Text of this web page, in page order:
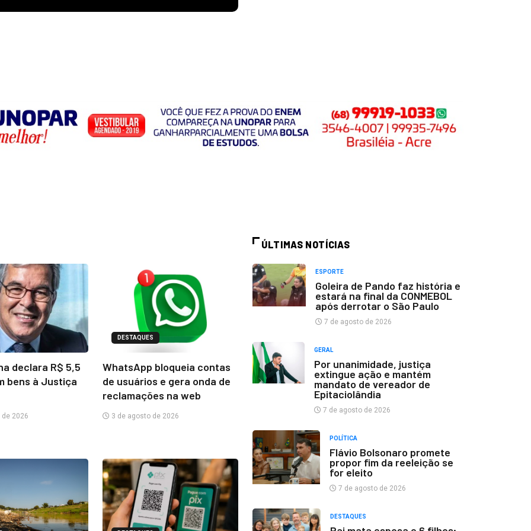
declara R$ 5,5
bens à Justiça
2026
DESTAQUES
WhatsApp bloqueia contas
de usuários e gera onda de
reclamações na web
3 de agosto de 2026
ÚLTIMAS NOTÍCIAS
ESPORTE
Goleira de Pando faz história e
estará na final da CONMEBOL
após derrotar o São Paulo
7 de agosto de 2026
GERAL
Por unanimidade, justiça
extingue ação e mantém
mandato de vereador de
Epitaciolândia
7 de agosto de 2026
POLÍTICA
Flávio Bolsonaro promete
propor fim da reeleição se
for eleito
7 de agosto de 2026
DESTAQUES